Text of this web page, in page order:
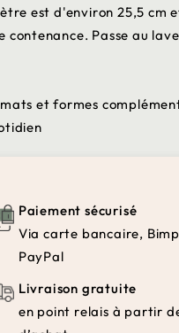
est d'environ 25,5 cm
Passe au
et formes
Paiement sécurisé
Via carte bancaire,
PayPal
Livraison gratuite
en point relais à partir